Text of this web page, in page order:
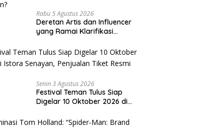
Rabu 5 Agustus 2026
Deretan Artis dan Influencer
yang Ramai Klarifikasi
yang Jadi Sorotan?
Senin 3 Agustus 2026
Festival Teman Tulus Siap
Digelar 10 Oktober 2026 di
Resmi Dibuka